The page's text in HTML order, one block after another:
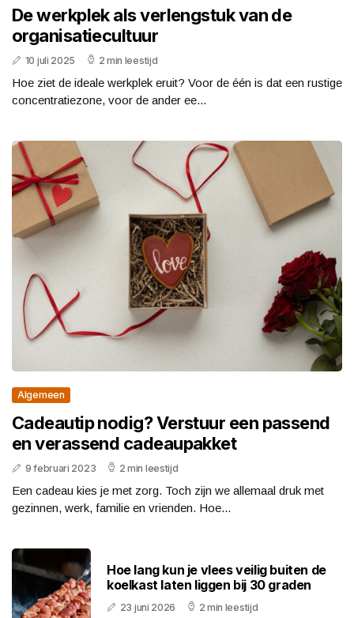
De werkplek als verlengstuk van de
organisatiecultuur
10 juli 2025 2 min leestijd
Hoe ziet de ideale werkplek eruit? Voor de één is dat een rustige
concentratiezone, voor de ander ee...
Algemeen
Cadeautip nodig? Verstuur een passend
en verassend cadeaupakket
9 februari 2023 2 min leestijd
Een cadeau kies je met zorg. Toch zijn we allemaal druk met
gezinnen, werk, familie en vrienden. Hoe...
Hoe lang kun je vlees veilig buiten de
koelkast laten liggen bij 30 graden
23 juni 2026 2 min leestijd